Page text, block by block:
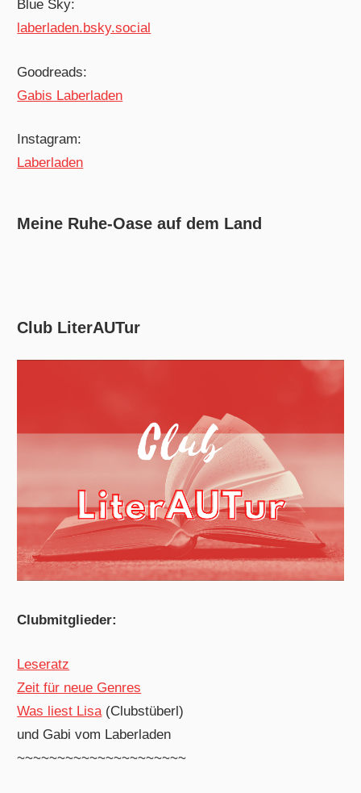
Blue Sky:
laberladen.bsky.social
Goodreads:
Gabis Laberladen
Instagram:
Laberladen
Meine Ruhe-Oase auf dem Land
Club LiterAUTur
Clubmitglieder:
Leseratz
Zeit für neue Genres
Was liest Lisa (Clubstüberl)
und Gabi vom Laberladen
~~~~~~~~~~~~~~~~~~~~~